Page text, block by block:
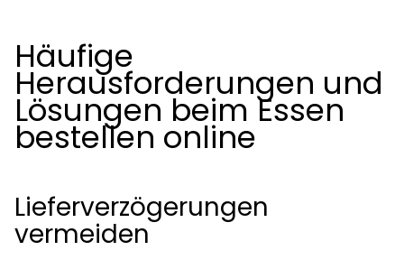
Häufige
Herausforderungen und
Lösungen beim Essen
bestellen online
Lieferverzögerungen
vermeiden